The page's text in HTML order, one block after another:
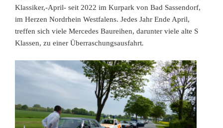
Klassiker,-April- seit 2022 im Kurpark von Bad Sassendorf,
im Herzen Nordrhein Westfalens. Jedes Jahr Ende April,
treffen sich viele Mercedes Baureihen, darunter viele alte S
Klassen, zu einer Überraschungsausfahrt.